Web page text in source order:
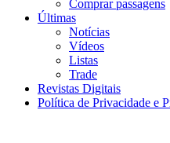
Comprar passagens
Últimas
Notícias
Vídeos
Listas
Trade
Revistas Digitais
Política de Privacidade e